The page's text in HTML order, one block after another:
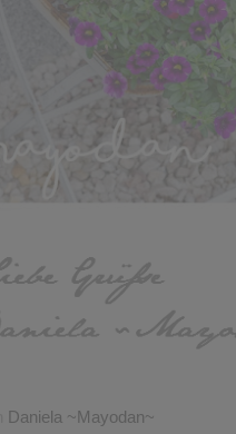
Daniela ~Mayodan~